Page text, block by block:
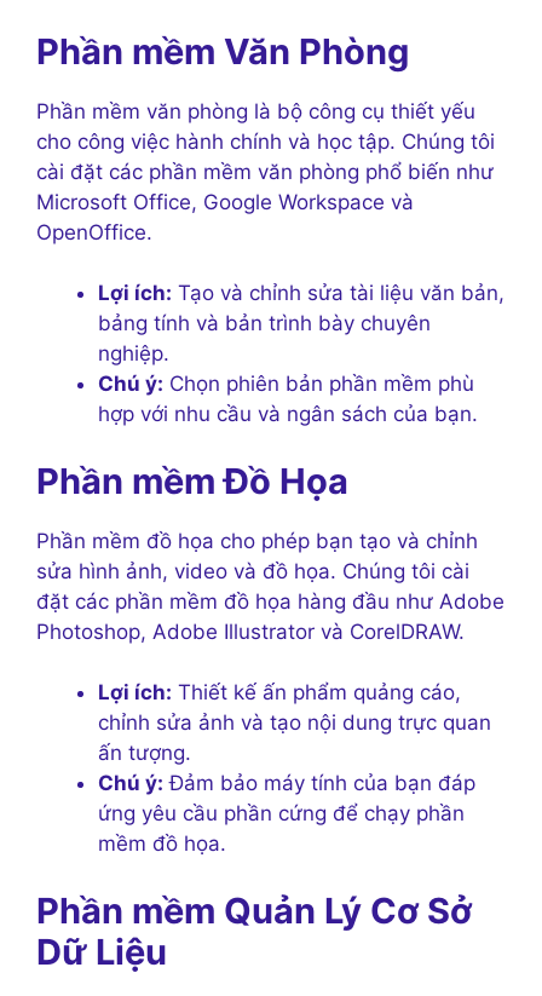
Phần mềm Văn Phòng
Phần mềm văn phòng là bộ công cụ thiết yếu
cho công việc hành chính và học tập. Chúng tôi
cài đặt các phần mềm văn phòng phổ biến như
Microsoft Office, Google Workspace và
OpenOffice.
Lợi ích: Tạo và chỉnh sửa tài liệu văn bản,
bảng tính và bản trình bày chuyên
nghiệp.
Chú ý: Chọn phiên bản phần mềm phù
hợp với nhu cầu và ngân sách của bạn.
Phần mềm Đồ Họa
Phần mềm đồ họa cho phép bạn tạo và chỉnh
sửa hình ảnh, video và đồ họa. Chúng tôi cài
đặt các phần mềm đồ họa hàng đầu như Adobe
Photoshop, Adobe Illustrator và CorelDRAW.
Lợi ích: Thiết kế ấn phẩm quảng cáo,
chỉnh sửa ảnh và tạo nội dung trực quan
ấn tượng.
Chú ý: Đảm bảo máy tính của bạn đáp
ứng yêu cầu phần cứng để chạy phần
mềm đồ họa.
Phần mềm Quản Lý Cơ Sở
Dữ Liệu